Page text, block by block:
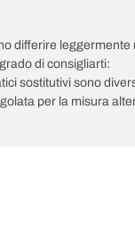
differire
di consigliarti:
sostitutivi sono
per la misura